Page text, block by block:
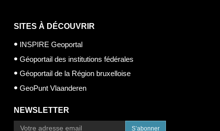
SITES À DÉCOUVRIR
INSPIRE Geoportal
Géoportail des institutions fédérales
Géoportail de la Région bruxelloise
GeoPunt Vlaanderen
NEWSLETTER
S’abonner